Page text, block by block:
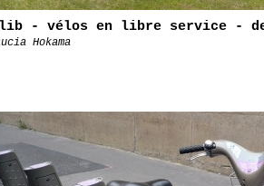
- vélos en libre service -
Hokama